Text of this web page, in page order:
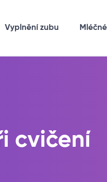
Vyplnění zubu
cvičení